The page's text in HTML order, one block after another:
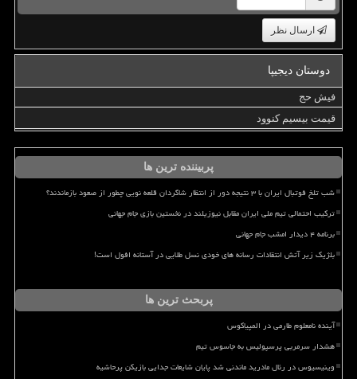
ارسال نظر
دوستان دیجیپا
فیش حج
قیمت بیسیم کنوود
پربیننده ترین ها
شب تلخ فوتبال ایران با ۳ نتیجه دور از انتظار شاگردان قلعه نویی چطور از صعود بازماندند؟
ترکیب احتمالی تیم ملی ایران مقابل نیوزیلند در نخستین بازی جام جهانی
برنامه ۴ دیدار امشب جام جهانی
بلژیک زیر آتش انتقادات رسانه های خودی نسل طلایی در آستانه افول است!
پربحث ترین ها
آینده نامعلوم طارمی در المپیاکوس
هشدار سرمربی پرسپولیس به جاسوس تیم
وینیسیوس در رئال مادرید ماندنی شد پایان شایعات جدایی بازیکن پرحاشیه